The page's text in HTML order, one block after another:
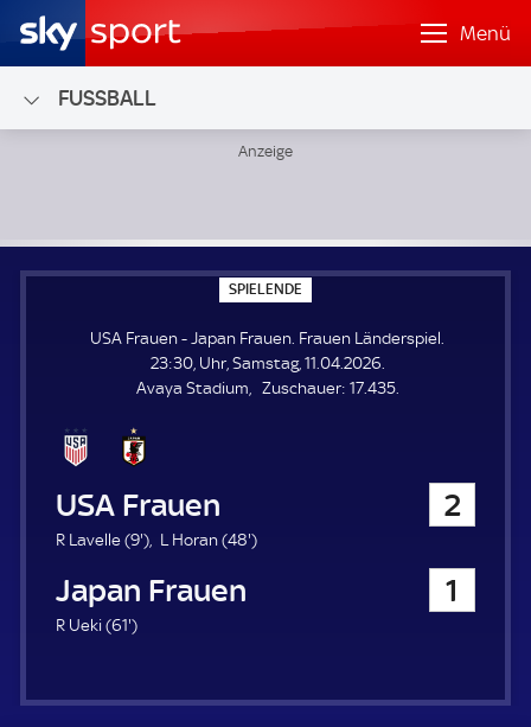
Menü
FUSSBALL
SPIELENDE
P
E
L
E
N
USA Frauen - Japan Frauen. Frauen Länderspiel.
23:30, Uhr, Samstag, 11.04.2026.
Avaya Stadium
Zuschauer: Z
17.435.
USA Frauen 2
R Lavelle (9'9
m
e
) L Horan (48'4
t
)
Japan Frauen 1
R Ueki (61'6
)